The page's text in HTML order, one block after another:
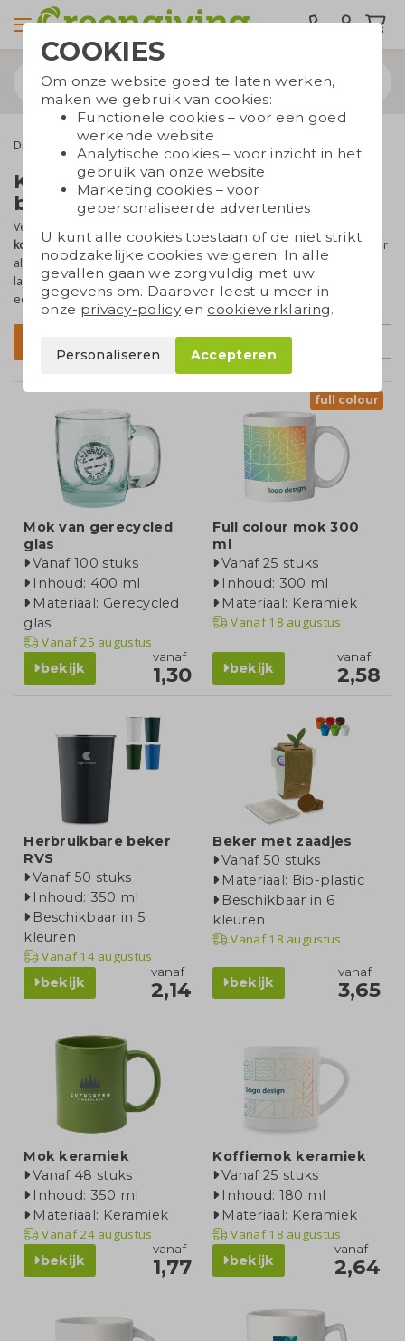
Drinkflessen Koffietassen & bekers
Koffietassen en bekers
bedrukken
Vervang de wegwerpbekers op kantoor met mooie
koffietassen . Of geef je medewerkers en relaties een mooie beker
als geschenk. Bij Greengiving kun je de duurzame tassen en bekers
latenbedrukken met jouw logo of tekst . Kies je favoriete beker uit
een
ruim en duurzaam aanbod . Vragen? We helpen je graag!
Sorteer op
Mok van gerecycled
glas
Vanaf 100 stuks
Inhoud: 400 ml
Materiaal: Gerecycled
glas
Vanaf25 augustus
bekijk
vanaf
1,30
full colour
Full colour mok 300
ml
Vanaf 25 stuks
Inhoud: 300 ml
Materiaal: Keramiek
Vanaf18 augustus
bekijk
vanaf
2,58
Herbruikbare beker
RVS
Vanaf 50 stuks
Inhoud: 350 ml
Beschikbaar in 5
kleuren
Vanaf14 augustus
bekijk
vanaf
2,14
Beker met zaadjes
Vanaf 50 stuks
Materiaal: Bio-plastic
Beschikbaar in 6
kleuren
Vanaf18 augustus
bekijk
vanaf
3,65
Mok keramiek
Vanaf 48 stuks
Inhoud: 350 ml
Materiaal: Keramiek
Vanaf24 augustus
bekijk
vanaf
1,77
Koffiemok keramiek
Vanaf 25 stuks
Inhoud: 180 ml
Materiaal: Keramiek
Vanaf18 augustus
bekijk
vanaf
2,64
COOKIES
Om onze website goed te laten werken,
maken we gebruik van cookies:
Functionele cookies – voor een goed
werkende website
Analytische cookies – voor inzicht in het
gebruik van onze website
Marketing cookies – voor
gepersonaliseerde advertenties
U kunt alle cookies toestaan of de niet strikt
noodzakelijke cookies weigeren. In alle
gevallen gaan we zorgvuldig met uw
gegevens om. Daarover leest u meer in
onze privacy-policyen cookieverklaring.
Personaliseren Accepteren